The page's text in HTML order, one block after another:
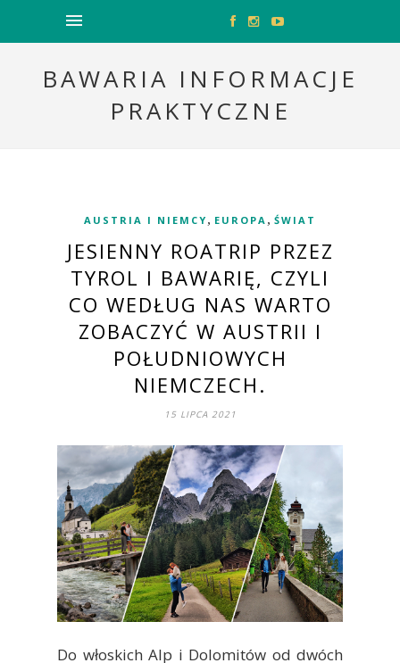
BAWARIA INFORMACJE
PRAKTYCZNE
AUSTRIA I NIEMCY , EUROPA , ŚWIAT
JESIENNY ROATRIP PRZEZ
TYROL I BAWARIĘ, CZYLI
CO WEDŁUG NAS WARTO
ZOBACZYĆ W AUSTRII I
POŁUDNIOWYCH
NIEMCZECH.
15 LIPCA 2021
Do włoskich Alp i Dolomitów od dwóch